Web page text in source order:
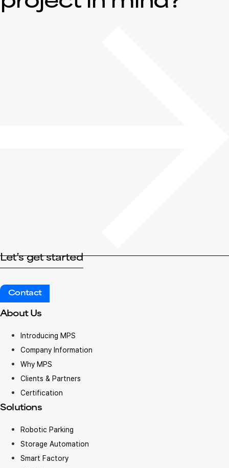
Let’s get started
Contact
About Us
Introducing MPS
Company Information
Why MPS
Clients & Partners
Certification
Solutions
Robotic Parking
Storage Automation
Smart Factory